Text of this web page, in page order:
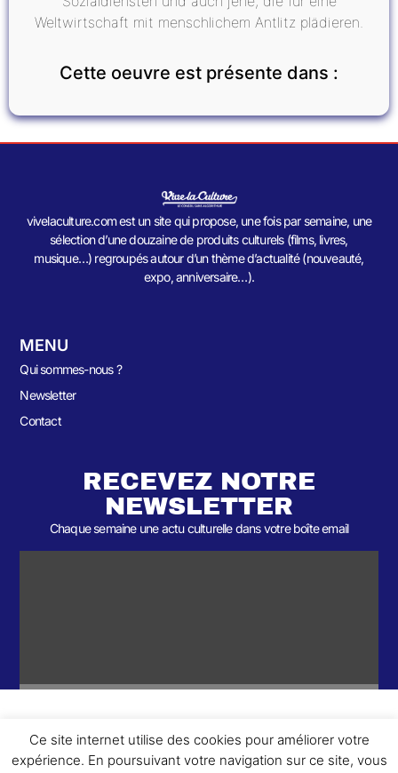
Weltwirtschaft mit menschlichem Antlitz plädieren.
Cette oeuvre est présente dans :
vivelaculture.com est un site qui propose, une fois par semaine, une
sélection d’une douzaine de produits culturels (films, livres,
musique…) regroupés autour d’un thème d’actualité (nouveauté,
expo, anniversaire…).
MENU
Qui sommes-nous ?
Newsletter
Contact
RECEVEZ NOTRE
NEWSLETTER
Chaque semaine une actu culturelle dans votre boîte email
© 2026- Une collaboration 2 ème Round et Yellowpoly. Tous droits
Ce site internet utilise des cookies pour améliorer votre
expérience. En poursuivant votre navigation sur ce site, vous